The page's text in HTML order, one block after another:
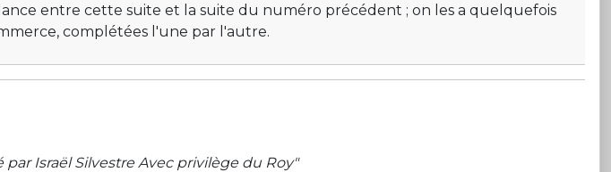
entre cette suite et la suite du numéro précédent ; on les a quelquefois
complétées l'une par l'autre.
Israël Silvestre Avec privilège du Roy"